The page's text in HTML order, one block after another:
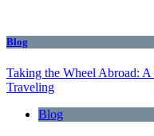
Blog
Taking the Wheel Abroad:
Traveling
Blog